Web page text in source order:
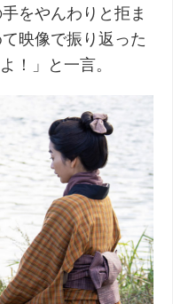
をやんわりと拒ま
映像で振り返った
！」と一言。